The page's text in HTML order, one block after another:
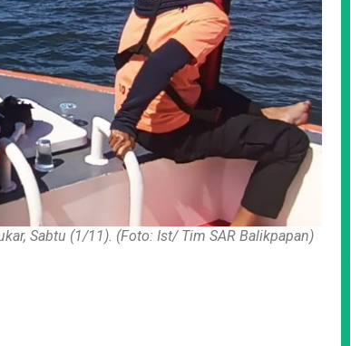
Sabtu (1/11). (Foto: Ist/ Tim SAR Balikpapan)